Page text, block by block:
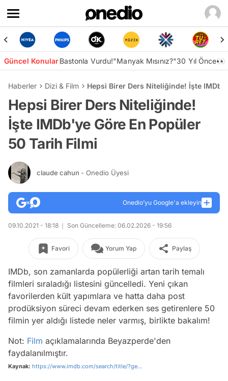
Güncel KonularBastonla Vurdu!"Manyak Mısınız?"30 Yıl Önce👀
Haberler Dizi & Film Hepsi Birer Ders Niteliğinde! İşte
Hepsi Birer Ders Niteliğinde!
İşte IMDb'ye Göre En Popüler
50 Tarih Filmi
claude cahun - Onedio Üyesi
Onedio’yu Google'a ekleyin
09.10.2021 - 18:18 Son Güncelleme: 06.02.2026 - 19:56
Favori Yorum Yap Paylaş
IMDb, son zamanlarda popülerliği artan tarih temalı
filmleri sıraladığı listesini güncelledi. Yeni çıkan
favorilerden kült yapımlara ve hatta daha post
prodüksiyon süreci devam ederken ses getirenlere 50
filmin yer aldığı listede neler varmış, birlikte bakalım!
Not: Film açıklamalarında Beyazperde'den
faydalanılmıştır.
Kaynak: https://www.imdb.com/search/title/?ge...